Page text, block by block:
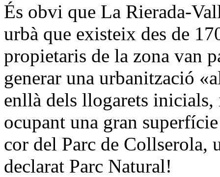
És obvi que La Rierada-
urbà que existeix des de
propietaris de la zona van
generar una urbanització
enllà dels llogarets
ocupant una gran
cor del Parc de Collserola,
declarat Parc Natural!